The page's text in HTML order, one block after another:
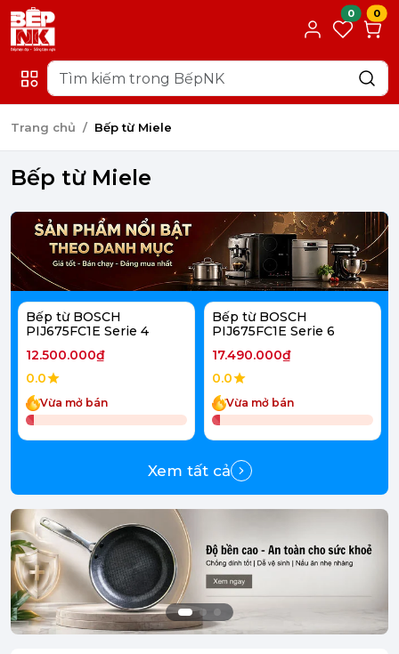
0 0
Trang chủ Bếp từ Miele
Bếp từ Miele
Bếp từ BOSCH
PIJ675FC1E Serie 4
12.500.000₫
0.0
Vừa mở bán
Bếp từ BOSCH
PIJ675FC1E Serie 6
17.490.000₫
0.0
Vừa mở bán
Xem tất cả